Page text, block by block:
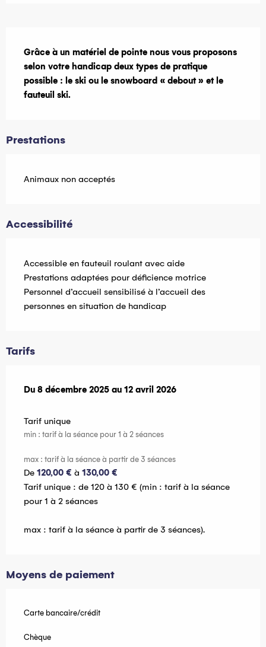
Grâce à un matériel de pointe nous vous proposons
selon votre handicap deux types de pratique
possible : le ski ou le snowboard « debout » et le
fauteuil ski.
Prestations
Animaux non acceptés
Accessibilité
Accessible en fauteuil roulant avec aide
Prestations adaptées pour déficience motrice
Personnel d’accueil sensibilisé à l’accueil des
personnes en situation de handicap
Tarifs
Du 8 décembre 2025 au 12 avril 2026
Du 8 décembre 2025 au 12 avril 2026
Tarif unique
min : tarif à la séance pour 1 à 2 séances
max : tarif à la séance à partir de 3 séances
De 120,00 € à 130,00 €
Tarif unique : de 120 à 130 € (min : tarif à la séance
pour 1 à 2 séances
max : tarif à la séance à partir de 3 séances).
Moyens de paiement
Carte bancaire/crédit
Chèque